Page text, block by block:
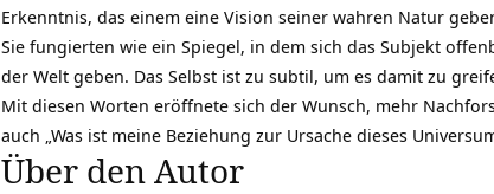
Erkenntnis, das einem eine Vision seiner wahren Natur
Sie fungierten wie ein Spiegel, in dem sich das Subjekt
der Welt geben. Das Selbst ist zu subtil, um es damit zu
Mit diesen Worten eröffnete sich der Wunsch, mehr
auch „Was ist meine Beziehung zur Ursache dieses
Über den Autor